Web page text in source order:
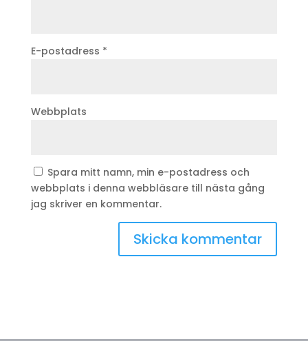
E-postadress *
Webbplats
Spara mitt namn, min e-postadress och
webbplats i denna webbläsare till nästa gång
jag skriver en kommentar.